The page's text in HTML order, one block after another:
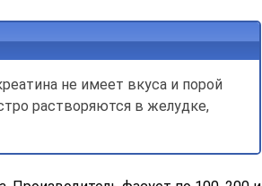
не имеет вкуса и порой
растворяются в желудке,